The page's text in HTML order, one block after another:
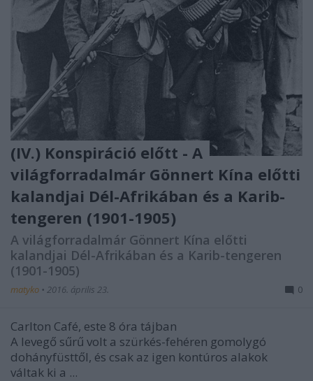
(IV.) Konspiráció előtt - A
világforradalmár Gönnert Kína előtti
kalandjai Dél-Afrikában és a Karib-
tengeren (1901-1905)
A világforradalmár Gönnert Kína előtti
kalandjai Dél-Afrikában és a Karib-tengeren
(1901-1905)
matyko • 2016. április 23. 0
Carlton Café, este 8 óra tájban
A levegő sűrű volt a szürkés-fehéren gomolygó
dohányfüsttől, és csak az igen kontúros alakok
váltak ki a ...